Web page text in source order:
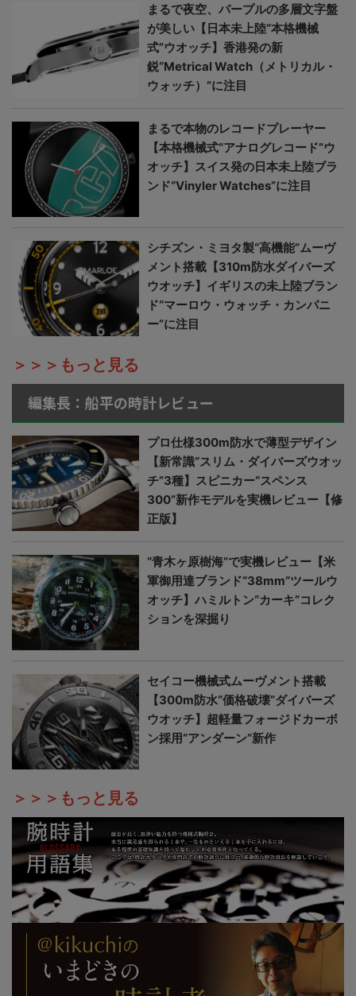
まるで夜空、パープルの多層文字盤
が美しい【日本未上陸“本格機械
式”ウオッチ】香港発の新
鋭“Metrical Watch（メトリカル・
ウォッチ）”に注目
まるで本物のレコードプレーヤー
【本格機械式“アナログレコード”ウ
オッチ】スイス発の日本未上陸ブラ
ンド“Vinyler Watches”に注目
シチズン・ミヨタ製“高機能”ムーヴ
メント搭載【310m防水ダイバーズ
ウオッチ】イギリスの未上陸ブラン
ド“マーロウ・ウォッチ・カンパニ
ー”に注目
＞＞＞もっと見る
編集長：船平の時計レビュー
プロ仕様300m防水で薄型デザイン
【新常識“スリム・ダイバーズウオッ
チ”3種】スピニカー“スペンス
300”新作モデルを実機レビュー【修
正版】
“青木ヶ原樹海”で実機レビュー【米
軍御用達ブランド“38mm”ツールウ
オッチ】ハミルトン“カーキ”コレク
ションを深掘り
セイコー機械式ムーヴメント搭載
【300m防水“価格破壊”ダイバーズ
ウオッチ】超軽量フォージドカーボ
ン採用“アンダーン”新作
＞＞＞もっと見る